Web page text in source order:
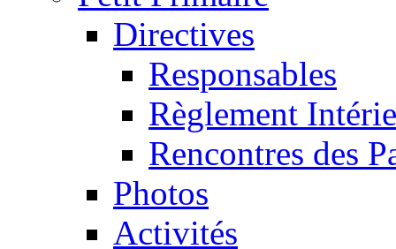
Directives
Responsables
Règlement
Rencontres des
Photos
Activités